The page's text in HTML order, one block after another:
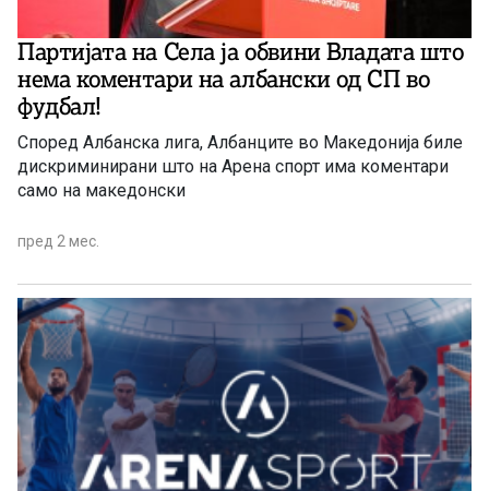
Партијата на Села ја обвини Владата што
нема коментари на албански од СП во
фудбал!
Според Албанска лига, Албанците во Македонија биле
дискриминирани што на Арена спорт има коментари
само на македонски
пред 2 мес.